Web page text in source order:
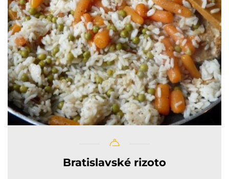
Bratislavské rizoto